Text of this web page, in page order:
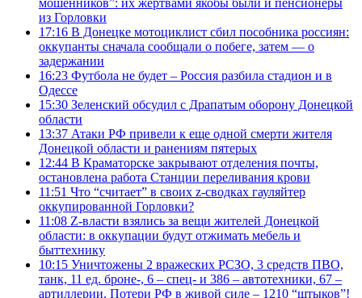
из Горловки
17:16 В Донецке мотоциклист сбил пособника россиян:
оккупанты сначала сообщали о побеге, затем — о
задержании
16:23 Футбола не будет – Россия разбила стадион и в
Одессе
15:30 Зеленский обсудил с Драпатым оборону Донецкой
области
13:37 Атаки РФ привели к еще одной смерти жителя
Донецкой области и ранениям пятерых
12:44 В Краматорске закрывают отделения почты,
остановлена работа Станции переливания крови
11:51 Что “считает” в своих z-сводках гауляйтер
оккупированной Горловки?
11:08 Z-власти взялись за вещи жителей Донецкой
области: в оккупации будут отжимать мебель и
быттехнику
10:15 Уничтожены 2 вражеских РСЗО, 3 средств ПВО,
танк, 11 ед. броне-, 6 – спец- и 386 – автотехники, 67 –
артиллерии. Потери РФ в живой силе – 1210 “штыков”!